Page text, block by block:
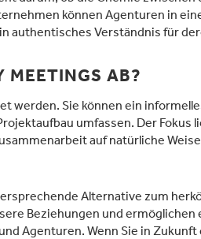
können Agenturen in
authentisches Verständnis für
MEETINGS AB?
werden. Sie können ein
umfassen. Der Fokus
auf natürliche
Alternative zum
Beziehungen und
Agenturen. Wenn Sie in